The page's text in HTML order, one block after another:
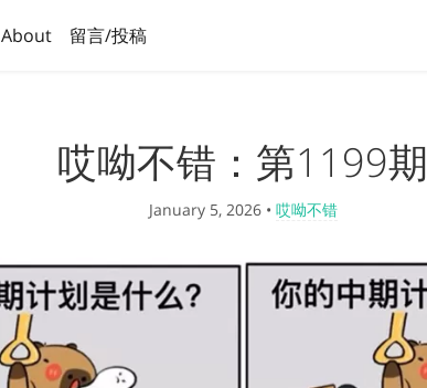
About 留言/投稿
哎呦不错：第1199期
January 5, 2026 • 哎呦不错